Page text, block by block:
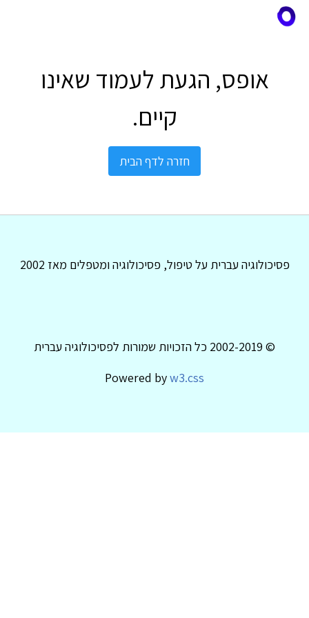
אופס, הגעת לעמוד שאינו
קיים.
חזרה לדף הבית
פסיכולוגיה עברית על טיפול, פסיכולוגיה ומטפלים מאז 2002
© 2002-2019 כל הזכויות שמורות לפסיכולוגיה עברית
Powered byw3.css